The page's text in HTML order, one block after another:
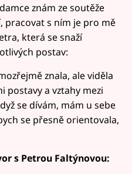
znám ze soutěže
pracovat s ním je pro mě
která se snaží
postav:
znala, ale viděla
postavy a vztahy mezi
se dívám, mám u sebe
se přesně orientovala,
s Petrou Faltýnovou: